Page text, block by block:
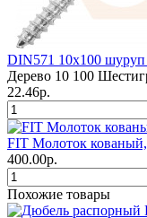
DIN571 10х100 шуруп
Дерево 10 100
22.46р.
FIT Молоток кованый,
400.00р.
Похожие товары